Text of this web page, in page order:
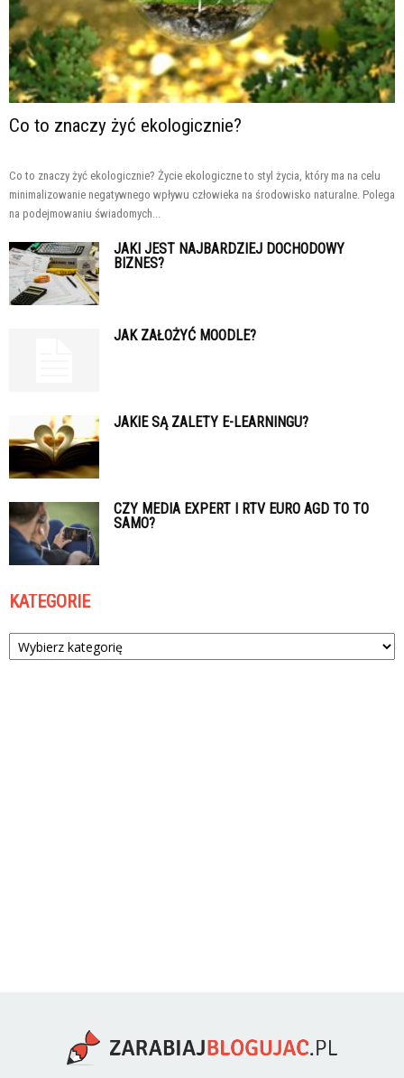
Co to znaczy żyć ekologicznie?
Co to znaczy żyć ekologicznie? Życie ekologiczne to styl życia, który ma na celu
minimalizowanie negatywnego wpływu człowieka na środowisko naturalne. Polega
na podejmowaniu świadomych...
JAKI JEST NAJBARDZIEJ DOCHODOWY
BIZNES?
JAK ZAŁOŻYĆ MOODLE?
JAKIE SĄ ZALETY E-LEARNINGU?
CZY MEDIA EXPERT I RTV EURO AGD TO TO
SAMO?
KATEGORIE
Kategorie